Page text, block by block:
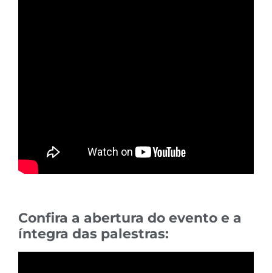
Confira a abertura do evento e a
íntegra das palestras: